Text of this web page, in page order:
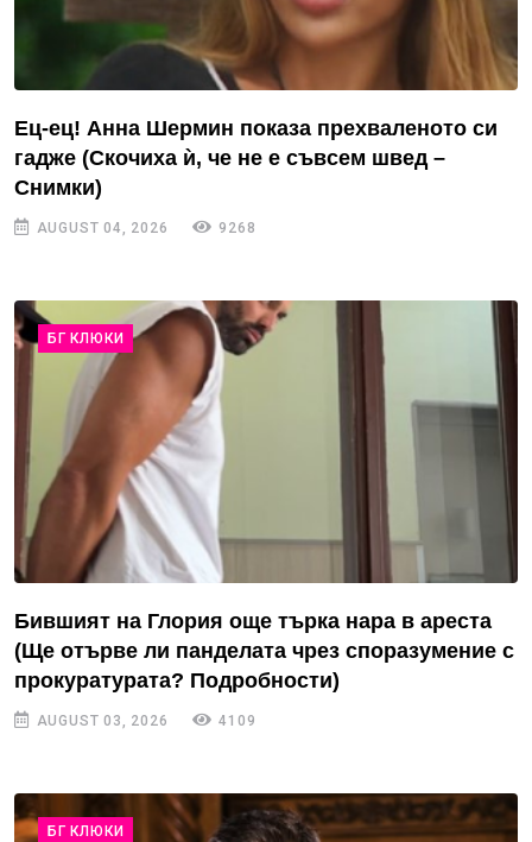
Ец-ец! Анна Шермин показа прехваленото си
гадже (Скочиха ѝ, че не е съвсем швед –
Снимки)
AUGUST 04, 2026 9268
БГ КЛЮКИ
Бившият на Глория още търка нара в ареста
(Ще отърве ли панделата чрез споразумение с
прокуратурата? Подробности)
AUGUST 03, 2026 4109
БГ КЛЮКИ